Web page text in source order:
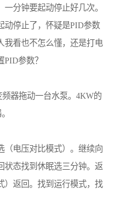
分钟要起动停止好几次。
动停止了，怀疑是PID参数
我看也不怎么懂，还是打电
参数？
频器拖动一台水泵。4KW的
（电压对比模式）。继续向
状态找到休眠选三分钟。返
）返回。找到运行模式，找